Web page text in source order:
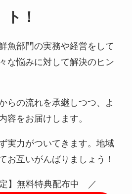
ト！
魚部門の実務や経営をして
な悩みに対して解決のヒン
らの流れを承継しつつ、よ
容をお届けします。
実力がついてきます。地域
お互いがんばりましょう！
】無料特典配布中 ／